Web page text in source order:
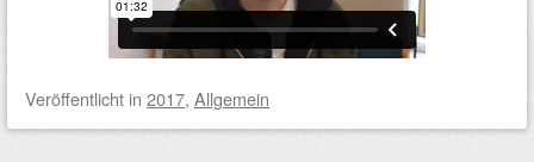
Veröffentlicht in 2017, Allgemein